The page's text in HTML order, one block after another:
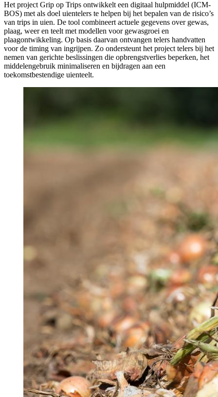
Het project Grip op Trips ontwikkelt een digitaal hulpmiddel (ICM-
BOS) met als doel uientelers te helpen bij het bepalen van de risico’s
van trips in uien. De tool combineert actuele gegevens over gewas,
plaag, weer en teelt met modellen voor gewasgroei en
plaagontwikkeling. Op basis daarvan ontvangen telers handvatten
voor de timing van ingrijpen. Zo ondersteunt het project telers bij het
nemen van gerichte beslissingen die opbrengstverlies beperken, het
middelengebruik minimaliseren en bijdragen aan een
toekomstbestendige uienteelt.